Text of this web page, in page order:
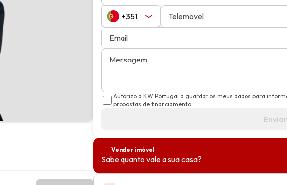
Telemovel
Email
Mensagem
Autorizo a KW Portugal a guardar os meus dados para
propostas de financiamento.
Enviar
Vender imóvel
Sabe quanto vale a sua casa?